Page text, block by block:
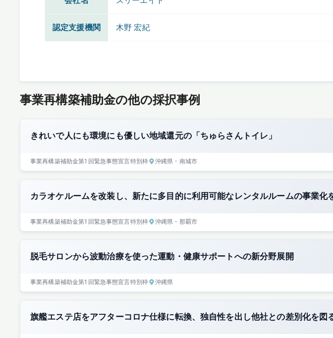
認定支援機関 木野 宏紀
事業再構築補助金の他の採択事例
きれいで人にも環境にも優しい地域還元の「ちゅらさんトイレ」
事業再構築補助金第1回緊急事態宣言特別枠 沖縄県 ・南城市
カラオケルームを改装し、新たに多目的に利用可能なレンタルルームの事業化
事業再構築補助金第1回緊急事態宣言特別枠 沖縄県 ・那覇市
脱毛サロンから波動治療を使った運動・健康サポートへの新分野展開
事業再構築補助金第1回緊急事態宣言特別枠 沖縄県
旗艦エステ店をアフターコロナ仕様に転換、独自性を出し他社との差別化を図